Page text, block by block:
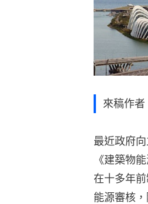
來稿作
最近政府
《建築物
在十多年
能源審核